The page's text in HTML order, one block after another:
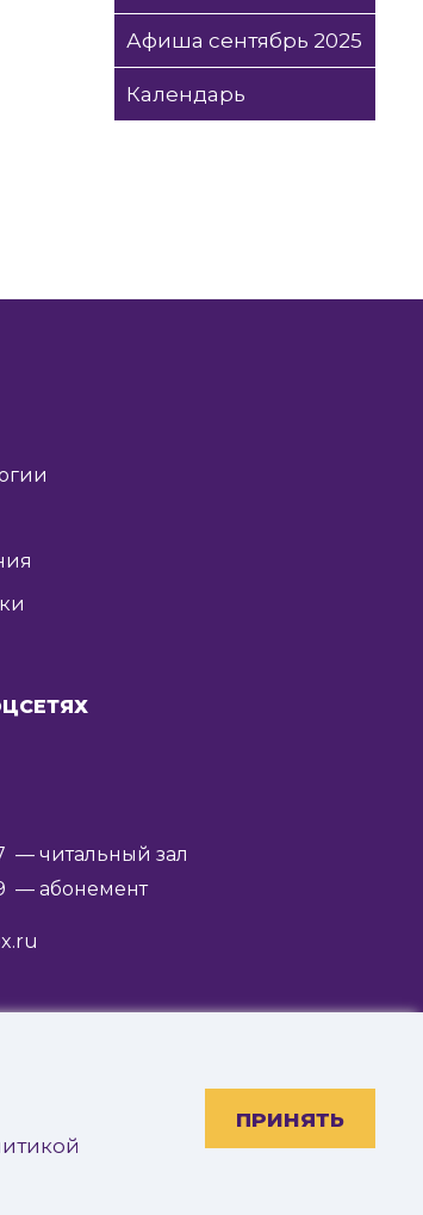
ПРИНЯТЬ
Афиша сентябрь 2025
Календарь
— читальный зал
— абонемент